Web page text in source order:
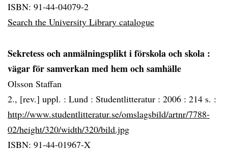
ISBN: 91-44-04079-2
Search the University Library catalogue
Sekretess och anmälningsplikt i förskola och skola :
vägar för samverkan med hem och samhälle
Olsson Staffan
2., [rev.] uppl. : Lund : Studentlitteratur : 2006 : 214 s. :
http://www.studentlitteratur.se/omslagsbild/artnr/7788-
02/height/320/width/320/bild.jpg
ISBN: 91-44-01967-X